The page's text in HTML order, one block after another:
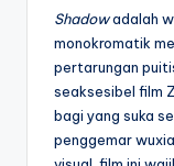
Shadowadalah
monokromatik
pertarungan
seaksesibel film
bagi yang suka
penggemar